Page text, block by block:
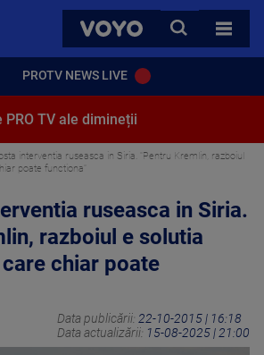
VOYO
CAUTA
TOATE
PROTV NEWS LIVE
PRO TV ale dimineții
interventia ruseasca in Siria. "Pentru Kremlin, razboiul
poate functiona"
ruseasca in Siria.
razboiul e solutia
chiar poate
Data publicării: 22-10-2015 | 16:18
Data actualizării: 15-08-2025 | 21:00